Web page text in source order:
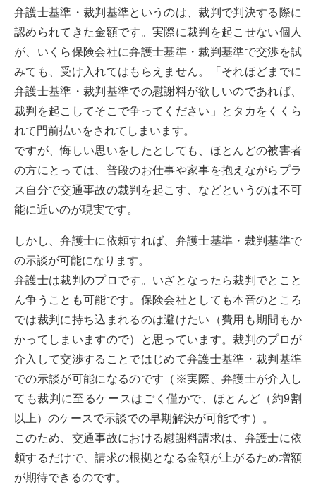
弁護士基準・裁判基準というのは、裁判で判決する際に
認められてきた金額です。実際に裁判を起こせない個人
が、いくら保険会社に弁護士基準・裁判基準で交渉を試
みても、受け入れてはもらえません。「それほどまでに
弁護士基準・裁判基準での慰謝料が欲しいのであれば、
裁判を起こしてそこで争ってください」とタカをくくら
れて門前払いをされてしまいます。
ですが、悔しい思いをしたとしても、ほとんどの被害者
の方にとっては、普段のお仕事や家事を抱えながらプラ
ス自分で交通事故の裁判を起こす、などというのは不可
能に近いのが現実です。
しかし、弁護士に依頼すれば、弁護士基準・裁判基準で
の示談が可能になります。
弁護士は裁判のプロです。いざとなったら裁判でとこと
ん争うことも可能です。保険会社としても本音のところ
では裁判に持ち込まれるのは避けたい（費用も期間もか
かってしまいますので）と思っています。裁判のプロが
介入して交渉することではじめて弁護士基準・裁判基準
での示談が可能になるのです（※実際、弁護士が介入し
ても裁判に至るケースはごく僅かで、ほとんど（約9割
以上）のケースで示談での早期解決が可能です）。
このため、交通事故における慰謝料請求は、弁護士に依
頼するだけで、請求の根拠となる金額が上がるため増額
が期待できるのです。